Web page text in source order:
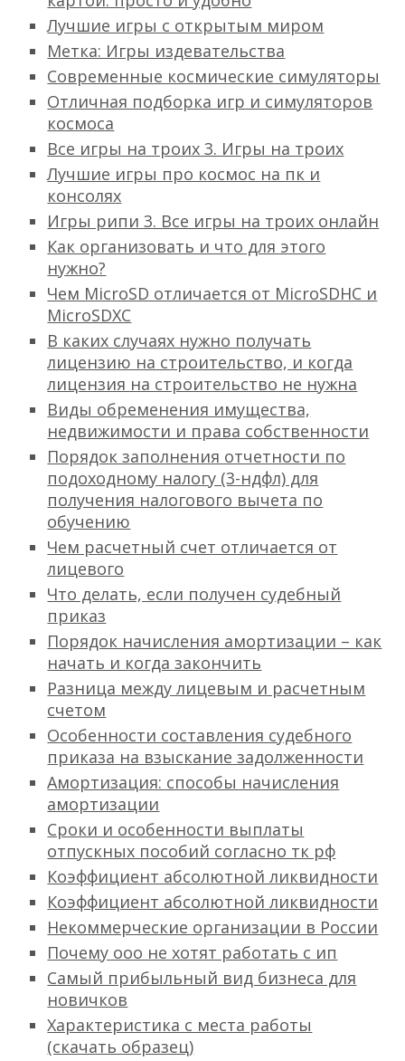
Лучшие игры с открытым миром
Метка: Игры издевательства
Современные космические симуляторы
Отличная подборка игр и симуляторов
космоса
Все игры на троих 3. Игры на троих
Лучшие игры про космос на пк и
консолях
Игры рипи 3. Все игры на троих онлайн
Как организовать и что для этого
нужно?
Чем MicroSD отличается от MicroSDHC и
MicroSDXC
В каких случаях нужно получать
лицензию на строительство, и когда
лицензия на строительство не нужна
Виды обременения имущества,
недвижимости и права собственности
Порядок заполнения отчетности по
подоходному налогу (3-ндфл) для
получения налогового вычета по
обучению
Чем расчетный счет отличается от
лицевого
Что делать, если получен судебный
приказ
Порядок начисления амортизации – как
начать и когда закончить
Разница между лицевым и расчетным
счетом
Особенности составления судебного
приказа на взыскание задолженности
Амортизация: способы начисления
амортизации
Сроки и особенности выплаты
отпускных пособий согласно тк рф
Коэффициент абсолютной ликвидности
Коэффициент абсолютной ликвидности
Некоммерческие организации в России
Почему ооо не хотят работать с ип
Самый прибыльный вид бизнеса для
новичков
Характеристика с места работы
(скачать образец)